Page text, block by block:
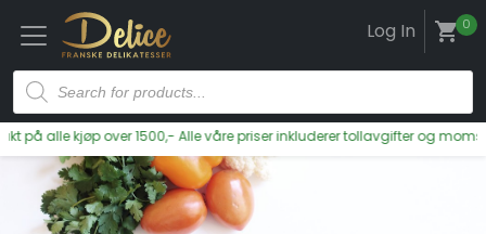
Log In 0
shopping_cart
alle kjøp over 1500,- Alle våre priser inkluderer tollavgifter og moms